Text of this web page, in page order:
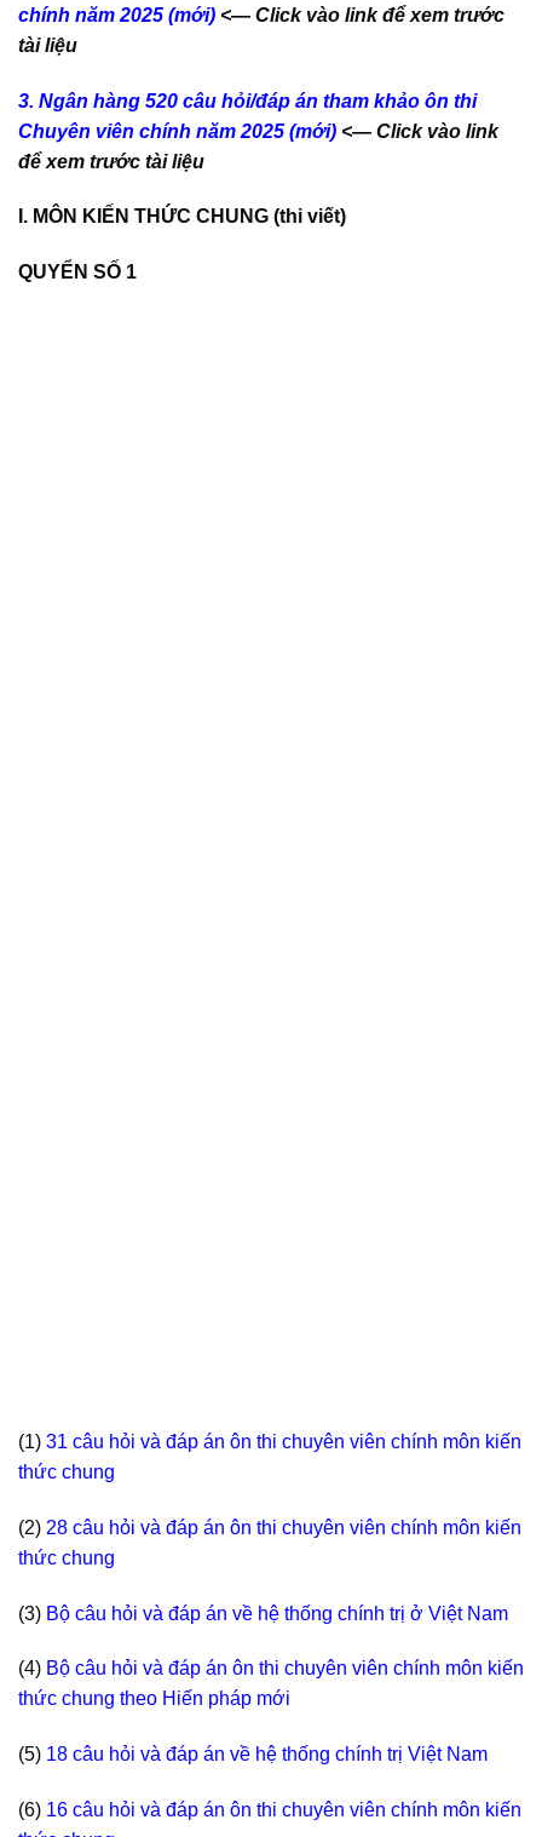
chính năm 2025 (mới) <— Click vào link để xem trước
tài liệu
3. Ngân hàng 520 câu hỏi/đáp án tham khảo ôn thi
Chuyên viên chính năm 2025 (mới) <— Click vào link
để xem trước tài liệu
I. MÔN KIẾN THỨC CHUNG (thi viết)
QUYỂN SỐ 1
(1) 31 câu hỏi và đáp án ôn thi chuyên viên chính môn kiến
thức chung
(2) 28 câu hỏi và đáp án ôn thi chuyên viên chính môn kiến
thức chung
(3) Bộ câu hỏi và đáp án về hệ thống chính trị ở Việt Nam
(4) Bộ câu hỏi và đáp án ôn thi chuyên viên chính môn kiến
thức chung theo Hiến pháp mới
(5) 18 câu hỏi và đáp án về hệ thống chính trị Việt Nam
(6) 16 câu hỏi và đáp án ôn thi chuyên viên chính môn kiến